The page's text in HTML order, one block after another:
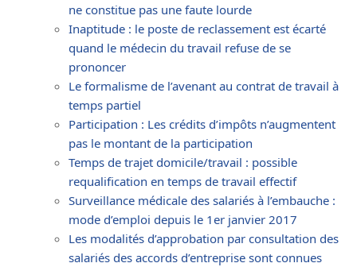
ne constitue pas une faute lourde
Inaptitude : le poste de reclassement est écarté
quand le médecin du travail refuse de se
prononcer
Le formalisme de l’avenant au contrat de travail à
temps partiel
Participation : Les crédits d’impôts n’augmentent
pas le montant de la participation
Temps de trajet domicile/travail : possible
requalification en temps de travail effectif
Surveillance médicale des salariés à l’embauche :
mode d’emploi depuis le 1er janvier 2017
Les modalités d’approbation par consultation des
salariés des accords d’entreprise sont connues